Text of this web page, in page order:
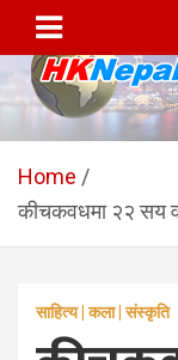
content
सञ्चालित
पत्रिका
hknepal,
Home
कीचकवधमा २२ सय
साहित्य | कला | संस्कृति